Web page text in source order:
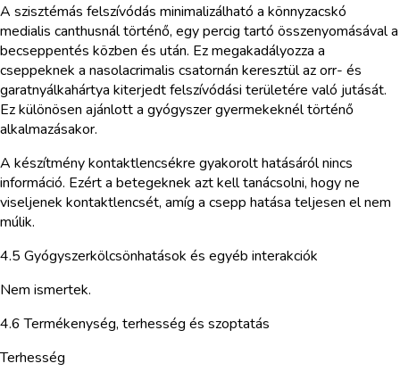
A szisztémás felszívódás minimalizálható a könnyzacskó
medialis canthusnál történő, egy percig tartó összenyomásával a
becseppentés közben és után. Ez megakadályozza a
cseppeknek a nasolacrimalis csatornán keresztül az orr- és
garatnyálkahártya kiterjedt felszívódási területére való jutását.
Ez különösen ajánlott a gyógyszer gyermekeknél történő
alkalmazásakor.
A készítmény kontaktlencsékre gyakorolt hatásáról nincs
információ. Ezért a betegeknek azt kell tanácsolni, hogy ne
viseljenek kontaktlencsét, amíg a csepp hatása teljesen el nem
múlik.
4.5 Gyógyszerkölcsönhatások és egyéb interakciók
Nem ismertek.
4.6 Termékenység, terhesség és szoptatás
Terhesség